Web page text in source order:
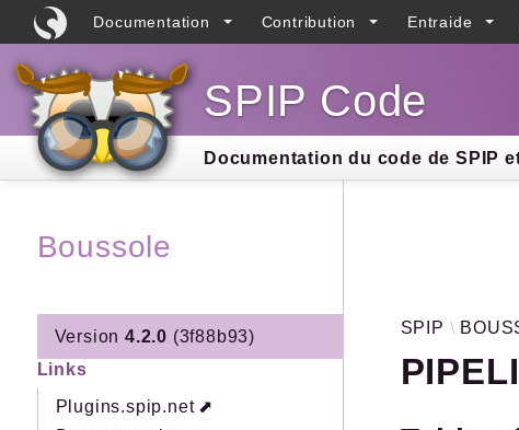
Documentation Contribution Entraide
SPIP Code
Documentation du code de SPIP
Boussole
Version 4.2.0 (3f88b93)
Links
Plugins.spip.net
SPIP
Search